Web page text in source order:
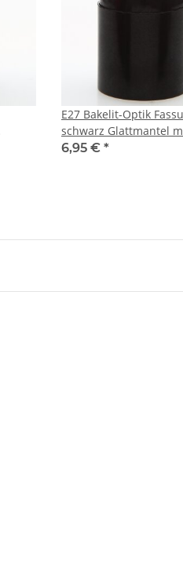
E27 Bakelit-Optik
schwarz Glattmantel
Zugentlaster Metall Messing
6,95 € *